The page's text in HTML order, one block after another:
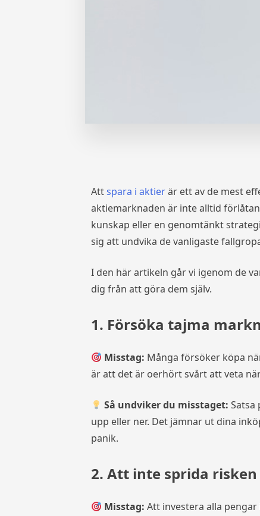
Attspara i aktierär ett av de mest
aktiemarknaden är inte alltid
kunskap eller en genomtänkt
sig att undvika de vanligaste
I den här artikeln går vi igenom de
dig från att göra dem själv.
1. Försöka tajma
Misstag: Många försöker köpa
är att det är oerhört svårt att veta
Så undviker du misstaget: Satsa
upp eller ner. Det jämnar ut dina
panik.
2. Att inte sprida
Misstag: Att investera alla